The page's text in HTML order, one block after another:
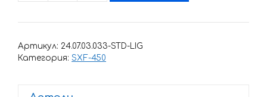
Комплект
Артикул: 24.07.03.033-STD-LIG
Категория: SXF-450